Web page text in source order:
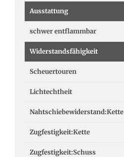
Ausstattung
schwer entflammbar
Widerstandsfähigkeit
Scheuertouren
Lichtechtheit
Nahtschiebewiderstand:Kette
Zugfestigkeit:Kette
Zugfestigkeit:Schuss